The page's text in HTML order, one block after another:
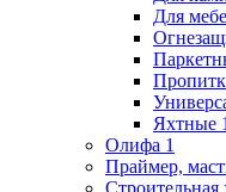
Для
Яхтные 1
Олифа 1
Праймер,